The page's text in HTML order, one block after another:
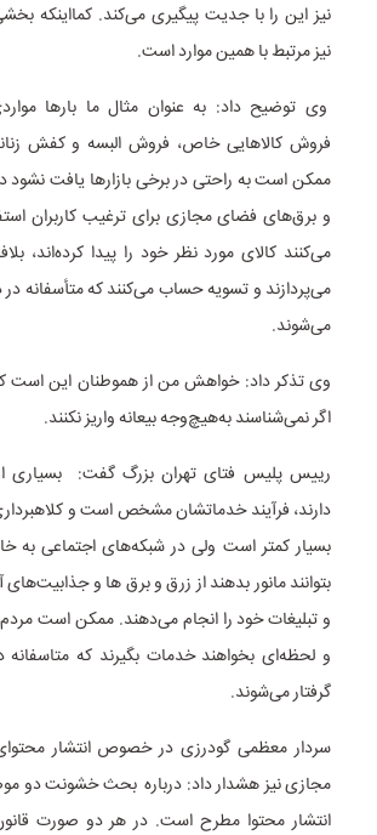
نیز این را با جدیت پیگیری می‌کند. کمااینکه
نیز مرتبط با همین موارد است.
وی توضیح داد: به عنوان مثال ما بارها
فروش کالاهایی خاص، فروش البسه و کفش
ممکن است به راحتی در برخی بازارها یافت نشود
و برق‌های فضای مجازی برای ترغیب کاربران
می‌کنند کالای مورد نظر خود را پیدا کرده‌اند،
می‌پردازند و تسویه حساب می‌کنند که متأسفانه در
می‌شوند.
وی تذکر داد: خواهش من از هموطنان این است
اگر نمی‌شناسند به‌هیچ‌وجه بیعانه واریز نکنند.
رییس پلیس فتای تهران بزرگ گفت: بسیاری
دارند، فرآیند خدماتشان مشخص است و
بسیار کمتر است ولی در شبکه‌های اجتماعی به
بتوانند مانور بدهند از زرق و برق ها و
و تبلیغات خود را انجام می‌دهند. ممکن است
و لحظه‌ای بخواهند خدمات بگیرند که متاسفانه
گرفتار می‌شوند.
سردار معظمی گودرزی در خصوص انتشار
مجازی نیز هشدار داد: درباره بحث خشونت دو
انتشار محتوا مطرح است. در هر دو صورت